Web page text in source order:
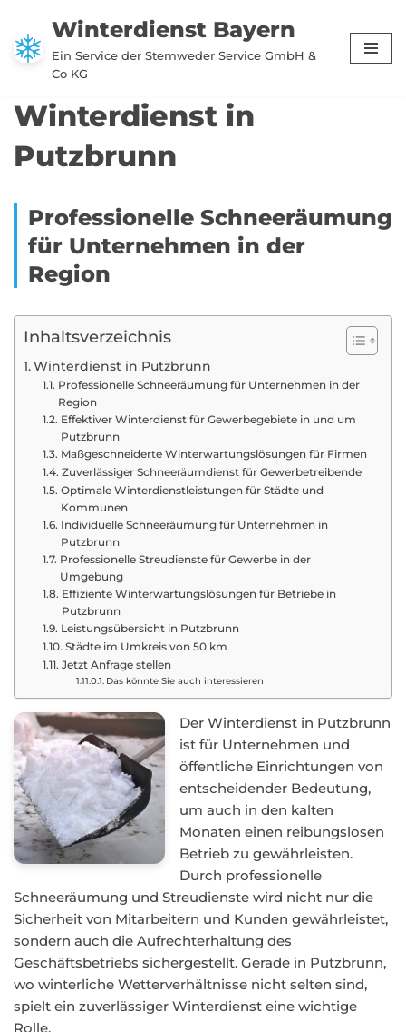
Zum
Inhalt
Winterdienst Bayern
Ein Service der Stemweder Service GmbH &
Co KG
Winterdienst in
Putzbrunn
Professionelle Schneeräumung
für Unternehmen in der
Region
Inhaltsverzeichnis
Winterdienst in Putzbrunn
Professionelle Schneeräumung für Unternehmen in der
Region
Effektiver Winterdienst für Gewerbegebiete in und um
Putzbrunn
Maßgeschneiderte Winterwartungslösungen für Firmen
Zuverlässiger Schneeräumdienst für Gewerbetreibende
Optimale Winterdienstleistungen für Städte und
Kommunen
Individuelle Schneeräumung für Unternehmen in
Putzbrunn
Professionelle Streudienste für Gewerbe in der
Umgebung
Effiziente Winterwartungslösungen für Betriebe in
Putzbrunn
Leistungsübersicht in Putzbrunn
Städte im Umkreis von 50 km
Jetzt Anfrage stellen
Das könnte Sie auch interessieren
Der Winterdienst in Putzbrunn
ist für Unternehmen und
öffentliche Einrichtungen von
entscheidender Bedeutung,
um auch in den kalten
Monaten einen reibungslosen
Betrieb zu gewährleisten.
Durch professionelle
Schneeräumung und Streudienste wird nicht nur die
Sicherheit von Mitarbeitern und Kunden gewährleistet,
sondern auch die Aufrechterhaltung des
Geschäftsbetriebs sichergestellt. Gerade in Putzbrunn,
wo winterliche Wetterverhältnisse nicht selten sind,
spielt ein zuverlässiger Winterdienst eine wichtige
Rolle.